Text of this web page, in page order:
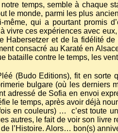
temps, semble à chaque
le monde, parmi les plus
qui a pourtant promis
ces expériences avec
et de la fidélité
consacré au Karaté en
bataille contre le temps, les
(Budo Editions), fit en sorte
bulgare (où les derniers
adressé de Sofia en envoi
le temps, après avoir déjà
en couleurs) …
c’est toute
autres, le fait de voir son livre
l’Histoire. Alors… bon(s)